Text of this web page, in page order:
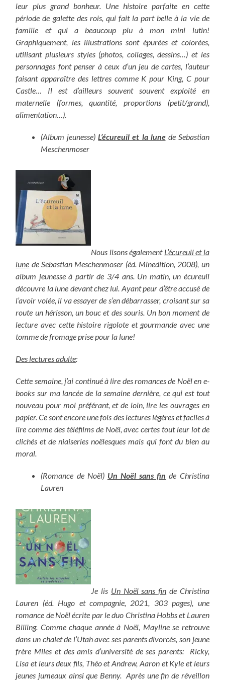
leur plus grand bonheur. Une histoire parfaite en cette
période de galette des rois, qui fait la part belle à la vie de
famille et qui a beaucoup plu à mon mini lutin!
Graphiquement, les illustrations sont épurées et colorées,
utilisant plusieurs styles (photos, collages, dessins…) et les
personnages font penser à ceux d’un jeu de cartes, l’auteur
faisant apparaître des lettres comme K pour King, C pour
Castle… Il est d’ailleurs souvent souvent exploité en
maternelle (formes, quantité, proportions (petit/grand),
alimentation…).
(Album jeunesse)L’écureuil et la lunede Sebastian
Meschenmoser
Nous lisons également L’écureuil et la
lune de Sebastian Meschenmoser (éd. Minedition, 2008), un
album jeunesse à partir de 3/4 ans. Un matin, un écureuil
découvre la lune devant chez lui. Ayant peur d’être accusé de
l’avoir volée, il va essayer de s’en débarrasser, croisant sur sa
route un hérisson, un bouc et des souris. Un bon moment de
lecture avec cette histoire rigolote et gourmande avec une
tomme de fromage prise pour la lune!
Des lectures adulte:
Cette semaine, j’ai continué à lire des romances de Noël en e-
books sur ma lancée de la semaine dernière, ce qui est tout
nouveau pour moi préférant, et de loin, lire les ouvrages en
papier. Ce sont encore une fois des lectures légères et faciles à
lire comme des téléfilms de Noël, avec certes tout leur lot de
clichés et de niaiseries noëlesques mais qui font du bien au
moral.
(Romance de Noël) Un Noël sans fin de Christina
Lauren
Je lis Un Noël sans fin de Christina
Lauren (éd. Hugo et compagnie, 2021, 303 pages), une
romance de Noël écrite par le duo Christina Hobbs et Lauren
Billing. Comme chaque année à Noël, Mayline se retrouve
dans un chalet de l’Utah avec ses parents divorcés, son jeune
frère Miles et des amis d’université de ses parents: Ricky,
Lisa et leurs deux fils, Théo et Andrew, Aaron et Kyle et leurs
jeunes jumeaux ainsi que Benny.Après une fin de réveillon